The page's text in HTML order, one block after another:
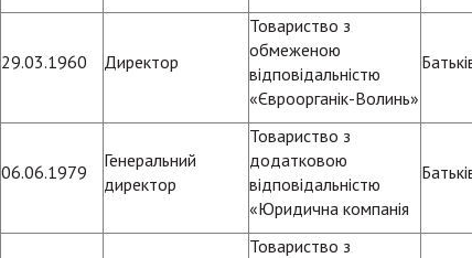
29.03.1960 Директор
Товариство з
обмеженою
відповідальністю
«Євроорганік-Волинь»
06.06.1979
Генеральний
директор
Товариство з
додатковою
відповідальністю
«Юридична компанія
Товариство з